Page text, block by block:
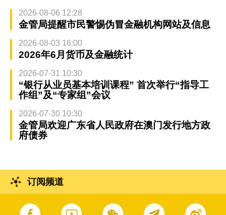
2026-08-06 12:28
金管局提醒市民警惕伪冒金融机构网站及信息
2026-08-03 16:00
2026年6月货币及金融统计
2026-07-31 10:30
“银行从业员基本培训课程” 首次举行“指导工
作组”及“专家组”会议
2026-07-30 10:30
金管局欢迎广东省人民政府在澳门发行地方政
府债券
订阅频道